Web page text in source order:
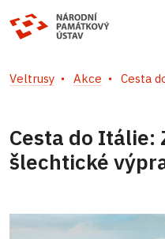
Veltrusy Akce Cesta
Cesta do Itálie:
šlechtické